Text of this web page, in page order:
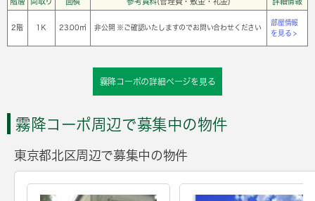
2階 1Ｋ 23.00㎡ 非公開 ※ご確認いたしますのでお問い合わせください
部屋情報
を見る >
霧降コーポの詳細ページを見る
霧降コーポ周辺で募集中の物件
東京都北区周辺で募集中の物件